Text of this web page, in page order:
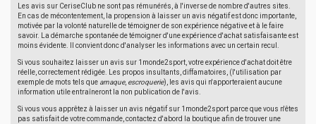
Les avis sur CeriseClub ne sont pas rémunérés, à l'inverse de nombre d'autres sites.
En cas de mécontentement, la propension à laisser un avis négatif est donc importante,
motivée par la volonté naturelle de témoigner de son expérience négative et à le faire
savoir. La démarche spontanée de témoigner d'une expérience d'achat satisfaisante est
moins évidente. Il convient donc d'analyser les informations avec un certain recul.
Si vous souhaitez laisser un avis sur 1monde2sport, votre expérience d'achat doit être
réelle, correctement rédigée. Les propos insultants, diffamatoires, (l'utilisation par
exemple de mots tels que arnaque, escroquerie), les avis qui n'apporteraient aucune
information utile entraîneront la non publication de l'avis.
Si vous vous apprêtez à laisser un avis négatif sur 1monde2sport parce que vous n'êtes
pas satisfait de votre commande, contactez d'abord la boutique afin de trouver une